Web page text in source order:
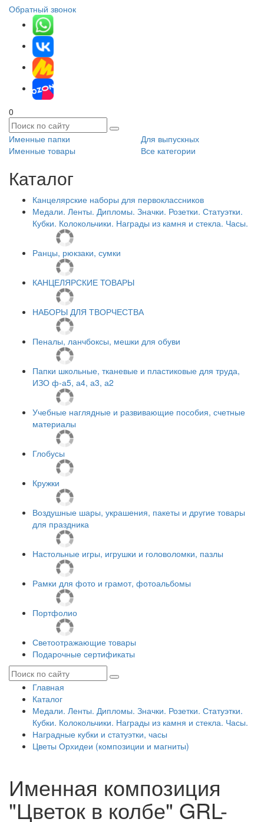
Обратный звонок
0
Именные папки
Для выпускных
Именные товары
Все категории
Каталог
Канцелярские наборы для первоклассников
Медали. Ленты. Дипломы. Значки. Розетки. Статуэтки.
Кубки. Колокольчики. Награды из камня и стекла. Часы.
Ранцы, рюкзаки, сумки
КАНЦЕЛЯРСКИЕ ТОВАРЫ
НАБОРЫ ДЛЯ ТВОРЧЕСТВА
Пеналы, ланчбоксы, мешки для обуви
Папки школьные, тканевые и пластиковые для труда,
ИЗО ф-а5, а4, а3, а2
Учебные наглядные и развивающие пособия, счетные
материалы
Глобусы
Кружки
Воздушные шары, украшения, пакеты и другие товары
для праздника
Настольные игры, игрушки и головоломки, пазлы
Рамки для фото и грамот, фотоальбомы
Портфолио
Светоотражающие товары
Подарочные сертификаты
Главная
Каталог
Медали. Ленты. Дипломы. Значки. Розетки. Статуэтки.
Кубки. Колокольчики. Награды из камня и стекла. Часы.
Наградные кубки и статуэтки, часы
Цветы Орхидеи (композиции и магниты)
Именная композиция
"Цветок в колбе" GRL-